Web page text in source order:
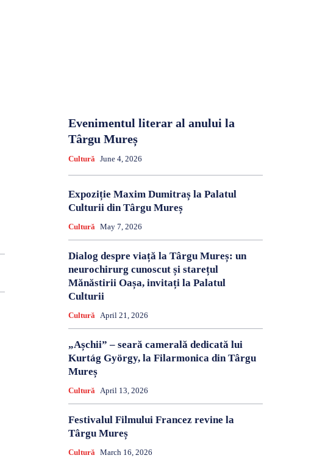
Evenimentul literar al anului la
Târgu Mureș
Cultură June 4, 2026
Expoziție Maxim Dumitraș la Palatul
Culturii din Târgu Mureș
Cultură May 7, 2026
Dialog despre viață la Târgu Mureș: un
neurochirurg cunoscut și starețul
Mănăstirii Oașa, invitați la Palatul
Culturii
Cultură April 21, 2026
„Așchii” – seară camerală dedicată lui
Kurtág György, la Filarmonica din Târgu
Mureș
Cultură April 13, 2026
Festivalul Filmului Francez revine la
Târgu Mureș
Cultură March 16, 2026